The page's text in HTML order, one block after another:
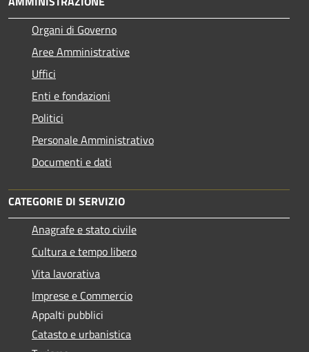
Organi di Governo
Aree Amministrative
Uffici
Enti e fondazioni
Politici
Personale Amministrativo
Documenti e dati
CATEGORIE DI SERVIZIO
Anagrafe e stato civile
Cultura e tempo libero
Vita lavorativa
Imprese e Commercio
Appalti pubblici
Catasto e urbanistica